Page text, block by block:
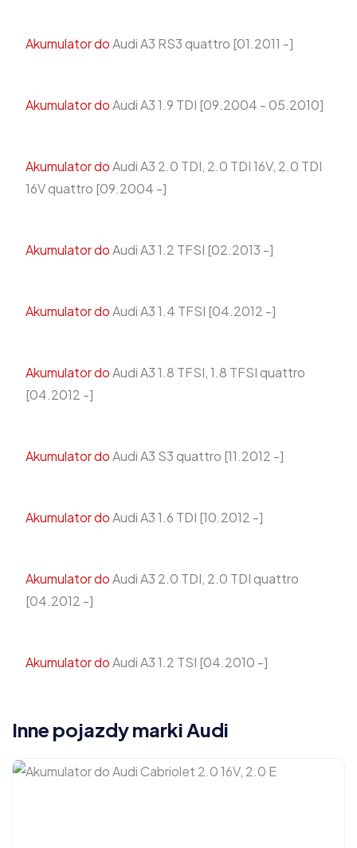
Akumulator doAudi A3 RS3 quattro [01.2011 -]
Akumulator doAudi A3 1.9 TDI [09.2004 - 05.2010]
Akumulator doAudi A3 2.0 TDI, 2.0 TDI 16V, 2.0 TDI
16V quattro [09.2004 -]
Akumulator doAudi A3 1.2 TFSI [02.2013 -]
Akumulator doAudi A3 1.4 TFSI [04.2012 -]
Akumulator doAudi A3 1.8 TFSI, 1.8 TFSI quattro
[04.2012 -]
Akumulator doAudi A3 S3 quattro [11.2012 -]
Akumulator doAudi A3 1.6 TDI [10.2012 -]
Akumulator doAudi A3 2.0 TDI, 2.0 TDI quattro
[04.2012 -]
Akumulator doAudi A3 1.2 TSI [04.2010 -]
Inne pojazdy marki Audi